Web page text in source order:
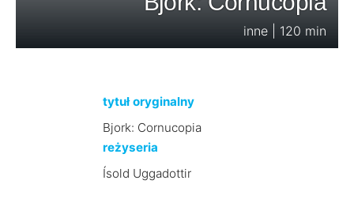
inne | 120 min
tytuł oryginalny
Bjork: Cornucopia
reżyseria
Ísold Uggadottir